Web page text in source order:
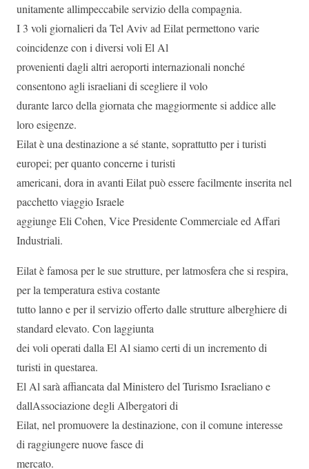
unitamente allimpeccabile servizio della compagnia.
I 3 voli giornalieri da Tel Aviv ad Eilat permettono varie
coincidenze con i diversi voli El Al
provenienti dagli altri aeroporti internazionali nonché
consentono agli israeliani di scegliere il volo
durante larco della giornata che maggiormente si addice alle
loro esigenze.
Eilat è una destinazione a sé stante, soprattutto per i turisti
europei; per quanto concerne i turisti
americani, dora in avanti Eilat può essere facilmente inserita nel
pacchetto viaggio Israele
aggiunge Eli Cohen, Vice Presidente Commerciale ed Affari
Industriali.
Eilat è famosa per le sue strutture, per latmosfera che si respira,
per la temperatura estiva costante
tutto lanno e per il servizio offerto dalle strutture alberghiere di
standard elevato. Con laggiunta
dei voli operati dalla El Al siamo certi di un incremento di
turisti in questarea.
El Al sarà affiancata dal Ministero del Turismo Israeliano e
dallAssociazione degli Albergatori di
Eilat, nel promuovere la destinazione, con il comune interesse
di raggiungere nuove fasce di
mercato.